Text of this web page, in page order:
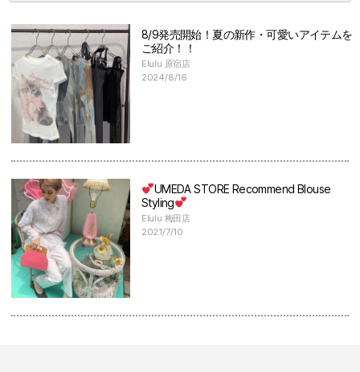
8/9発売開始！夏の新作・可愛いアイテムを
ご紹介！！
Elulu 原宿店
2024/8/16
UMEDA STORE Recommend Blouse
Styling
Elulu 梅田店
2021/7/10